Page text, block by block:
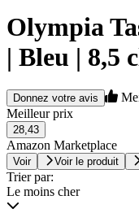
Olympia
| Bleu | 8,5
Donnez votre avis
Meilleur prix
28,43
Amazon Marketplace
Voir Voir le produit
Trier par:
Le moins cher